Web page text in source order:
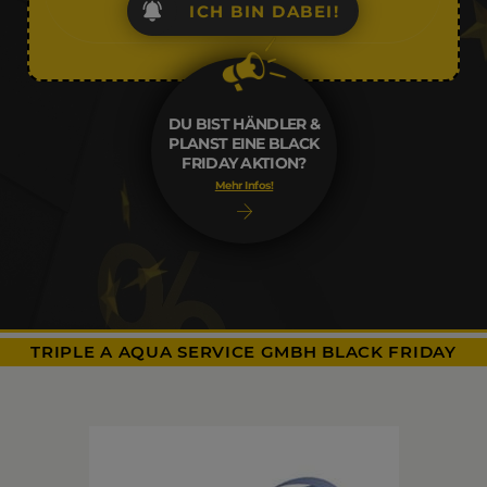
DU BIST HÄNDLER &
PLANST EINE BLACK
FRIDAY AKTION?
Mehr Infos!
ICH BIN DABEI!
TRIPLE A AQUA SERVICE GMBH BLACK FRIDAY